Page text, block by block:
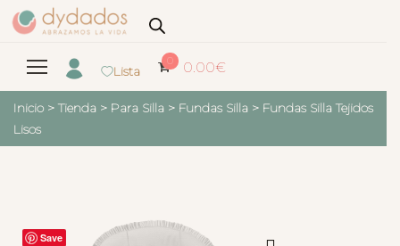
Lista
0 0.00€
Inicio > Tienda > Para Silla > Fundas Silla > Fundas Silla Tejidos
Lisos
Save